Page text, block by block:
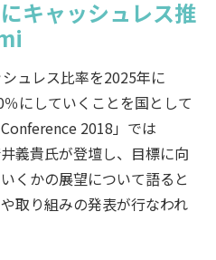
キャッシュレス推
ュレス比率を2025年に
にしていくことを国として
2018」では
義貴氏が登壇し、目標に向
くかの展望について語ると
取り組みの発表が行なわれ